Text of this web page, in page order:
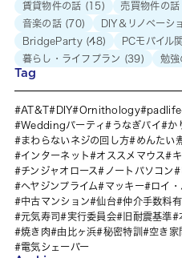
賃貸物件の話 (15) 売買物件の話
音楽の話(70) DIY＆リノベーシ
BridgeParty(48) PCモバイル
暮らし・ライフプラン (39) 勉強
Tag
AT&T DIY Ornithology padlife
Weddingパーティ
うなぎパイ か
まわらないネジの回し方
めんたい
インターネット
オススメマウス
チンジャオロース
ノートパソコン
ヘヤジンプライム
マッキー ロイ
中古マンション
仙台 仲介手数料
元気寿司
実行委員会 旧耐震基準
焼き肉
由比ヶ浜 秘密特訓 空き家
電気シェーバー